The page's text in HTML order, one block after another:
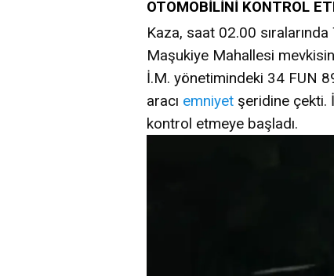
OTOMOBİLİNİ KONTROL
Kaza, saat 02.00
Maşukiye Mahallesi
İ.M. yönetimindeki 34 FUN
aracı emniyet şeridine çekti.
kontrol etmeye başladı.